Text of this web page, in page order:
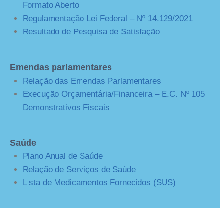
Formato Aberto
Regulamentação Lei Federal – Nº 14.129/2021
Resultado de Pesquisa de Satisfação
Emendas parlamentares
Relação das Emendas Parlamentares
Execução Orçamentária/Financeira – E.C. Nº 105
Demonstrativos Fiscais
Saúde
Plano Anual de Saúde
Relação de Serviços de Saúde
Lista de Medicamentos Fornecidos (SUS)